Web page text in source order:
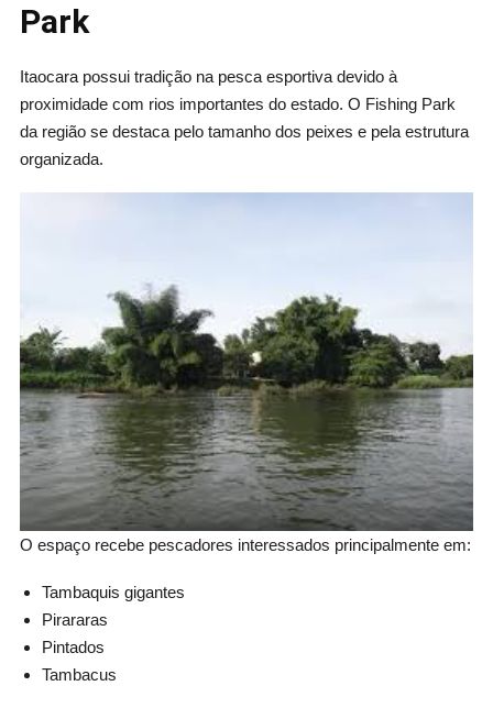
Park
Itaocara possui tradição na pesca esportiva devido à
proximidade com rios importantes do estado. O Fishing Park
da região se destaca pelo tamanho dos peixes e pela estrutura
organizada.
O espaço recebe pescadores interessados principalmente em:
Tambaquis gigantes
Pirararas
Pintados
Tambacus